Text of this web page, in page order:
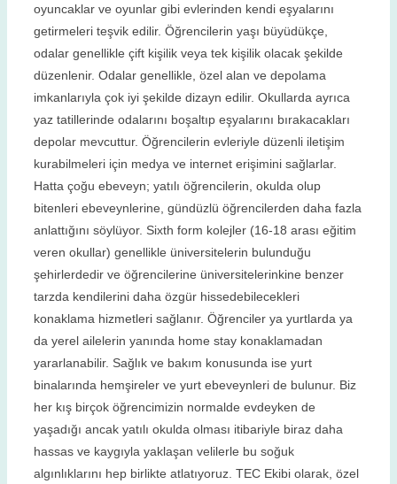
oyuncaklar ve oyunlar gibi evlerinden kendi eşyalarını
getirmeleri teşvik edilir. Öğrencilerin yaşı büyüdükçe,
odalar genellikle çift kişilik veya tek kişilik olacak şekilde
düzenlenir. Odalar genellikle, özel alan ve depolama
imkanlarıyla çok iyi şekilde dizayn edilir. Okullarda ayrıca
yaz tatillerinde odalarını boşaltıp eşyalarını bırakacakları
depolar mevcuttur. Öğrencilerin evleriyle düzenli iletişim
kurabilmeleri için medya ve internet erişimini sağlarlar.
Hatta çoğu ebeveyn; yatılı öğrencilerin, okulda olup
bitenleri ebeveynlerine, gündüzlü öğrencilerden daha fazla
anlattığını söylüyor. Sixth form kolejler (16-18 arası eğitim
veren okullar) genellikle üniversitelerin bulunduğu
şehirlerdedir ve öğrencilerine üniversitelerinkine benzer
tarzda kendilerini daha özgür hissedebilecekleri
konaklama hizmetleri sağlanır. Öğrenciler ya yurtlarda ya
da yerel ailelerin yanında home stay konaklamadan
yararlanabilir. Sağlık ve bakım konusunda ise yurt
binalarında hemşireler ve yurt ebeveynleri de bulunur. Biz
her kış birçok öğrencimizin normalde evdeyken de
yaşadığı ancak yatılı okulda olması itibariyle biraz daha
hassas ve kaygıyla yaklaşan velilerle bu soğuk
algınlıklarını hep birlikte atlatıyoruz. TEC Ekibi olarak, özel